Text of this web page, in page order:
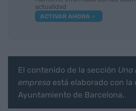
actualidad
ACTIVAR AHORA
El contenido de la sección Una
empresa está elaborado con la
Ayuntamiento de Barcelona.